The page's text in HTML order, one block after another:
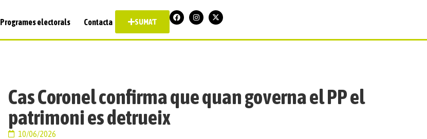
Programes electorals Contacta SUMA'T
Cas Coronel confirma que quan governa el PP el
patrimoni es detrueix
10/06/2026